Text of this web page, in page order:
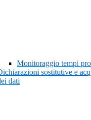
Monitoraggio tempi
sostitutive e
dati